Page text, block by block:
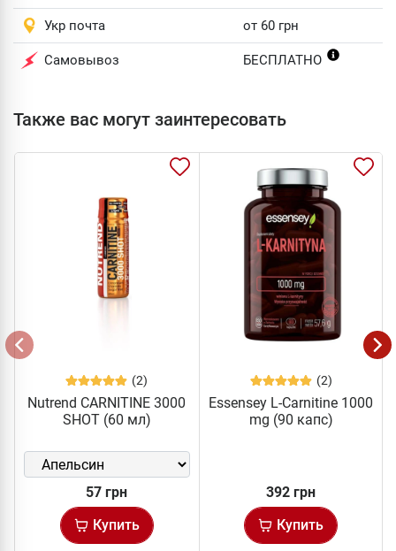
Укр почта от 60 грн
Самовывоз БЕСПЛАТНО
Также вас могут заинтересовать
(2)
Nutrend CARNITINE 3000
SHOT (60 мл)
57 грн
Купить
(2)
Essensey L-Carnitine 1000
mg (90 капс)
392 грн
Купить